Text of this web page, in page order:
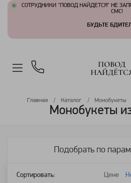
СОТРУДНИКИ "ПОВОД НАЙДЕТСЯ" НЕ
СМС!
БУДЬТЕ
ПОВОД
Главная Каталог Монобукеты
Монобукеты
Подобрать по
Сортировать: Цене